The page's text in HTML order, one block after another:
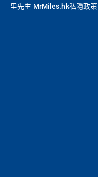
里先生 MrMiles.hk私隱政策